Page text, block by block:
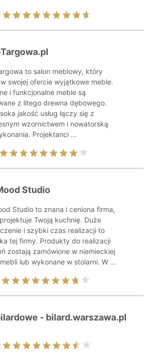
to salon meblowy, który
swojej ofercie wyjątkowe meble.
i funkcjonalne meble są
z litego drewna dębowego.
jakość usług łączy się z
wzornictwem i nowatorską
Projektanci ...
Studio
Studio to znana i ceniona firma,
Twoją kuchnię. Duże
i szybki czas realizacji to
tej firmy. Produkty do realizacji
zostają zamówione w niemieckiej
lub wykonane w stolarni. W ...
- bilard.warszawa.pl